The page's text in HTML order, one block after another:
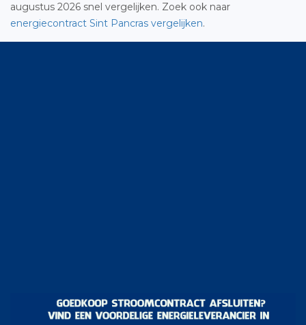
augustus 2026 snel vergelijken. Zoek ook naar
energiecontract Sint Pancras vergelijken.